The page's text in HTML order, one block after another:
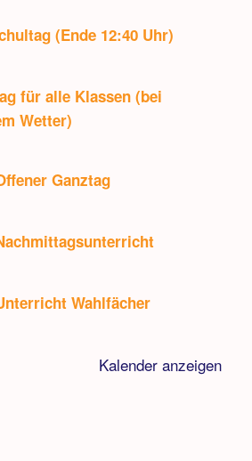
(Ende 12:40 Uhr)
für alle Klassen (bei
Wetter)
Ganztag
Wahlfächer
Kalender anzeigen